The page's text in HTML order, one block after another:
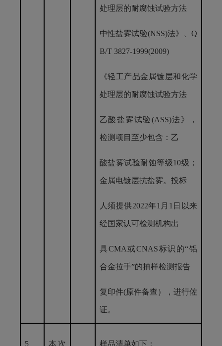
处理层的耐腐蚀试验方法
中性盐雾试验(NSS)法》、Q
B/T 3827-1999(2009)
《轻工产品金属镀层和化学
处理层的耐腐蚀试验方法
乙酸盐雾试验(ASS)法》，
检测项目至少包含：乙
酸盐雾试验耐蚀等级10级；
金属电镀层抗盐雾。投标
人须提供2022年1月1日以来
经国家认可检测机构出
具CMA或CNAS标识的“铝
合金拉手”的抽样检测报告
复印件(原件备查），进行佐
证。
5 本次 样品清单如下：